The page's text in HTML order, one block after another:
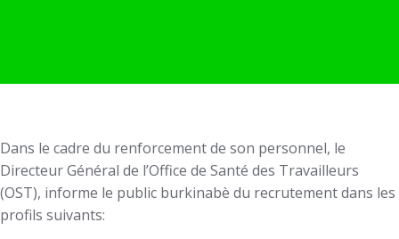
Dans le cadre du renforcement de son personnel, le
Directeur Général de l’Office de Santé des Travailleurs
(OST), informe le public burkinabè du recrutement dans les
profils suivants: